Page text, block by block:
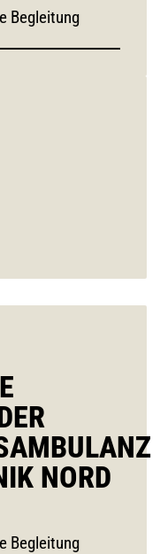
Begleitung
NORD
Begleitung